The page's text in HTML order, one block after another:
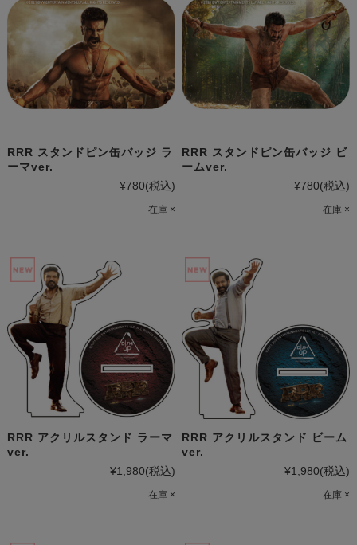
RRR スタンドピン缶バッジ ラ
ーマver.
¥780(税込)
在庫 ×
RRR スタンドピン缶バッジ ビ
ームver.
¥780(税込)
在庫 ×
RRR アクリルスタンド ラーマ
ver.
¥1,980(税込)
在庫 ×
RRR アクリルスタンド ビーム
ver.
¥1,980(税込)
在庫 ×